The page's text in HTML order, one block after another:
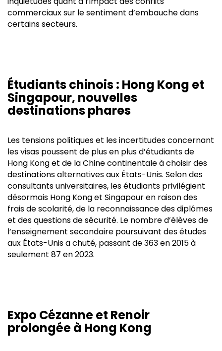
commerciaux sur le sentiment d’embauche dans
certains secteurs.
Étudiants chinois : Hong Kong et
Singapour, nouvelles
destinations phares
Les tensions politiques et les incertitudes concernant
les visas poussent de plus en plus d’étudiants de
Hong Kong et de la Chine continentale à choisir des
destinations alternatives aux États-Unis. Selon des
consultants universitaires, les étudiants privilégient
désormais Hong Kong et Singapour en raison des
frais de scolarité, de la reconnaissance des diplômes
et des questions de sécurité. Le nombre d’élèves de
l’enseignement secondaire poursuivant des études
aux États-Unis a chuté, passant de 363 en 2015 à
seulement 87 en 2023.
Expo Cézanne et Renoir
prolongée à Hong Kong